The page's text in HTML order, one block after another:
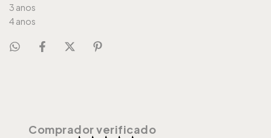
3 anos
4 anos
Comprador verificado